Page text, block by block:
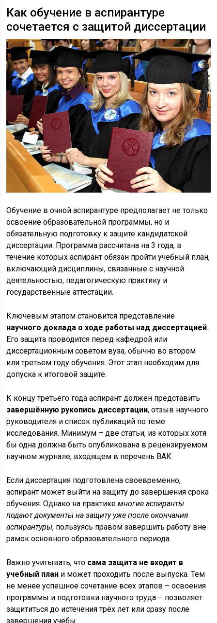
Как обучение в аспирантуре
сочетается с защитой диссертации
Обучение в очной аспирантуре предполагает не только
освоение образовательной программы, но и
обязательную подготовку к защите кандидатской
диссертации. Программа рассчитана на 3 года, в
течение которых аспирант обязан пройти учебный план,
включающий дисциплины, связанные с научной
деятельностью, педагогическую практику и
государственные аттестации.
Ключевым этапом становится представление
научного доклада о ходе работы над диссертацией.
Его защита проводится перед кафедрой или
диссертационным советом вуза, обычно во втором
или третьем году обучения. Этот этап необходим для
допуска к итоговой защите.
К концу третьего года аспирант должен представить
завершённую рукопись диссертации, отзыв научного
руководителя и список публикаций по теме
исследования. Минимум – две статьи, из которых хотя
бы одна должна быть опубликована в рецензируемом
научном журнале, входящем в перечень ВАК.
Если диссертация подготовлена своевременно,
аспирант может выйти на защиту до завершения срока
обучения. Однако на практикемногие аспиранты
подают документы на защиту уже после окончания
аспирантуры, пользуясь правом завершить работу вне
рамок основного образовательного периода.
Важно учитывать, что сама защита не входит в
учебный план и может проходить после выпуска. Тем
не менее успешное сочетание всех этапов – освоения
программы и подготовки научного труда – позволяет
защититься до истечения трёх лет или сразу после
завершения учёбы.